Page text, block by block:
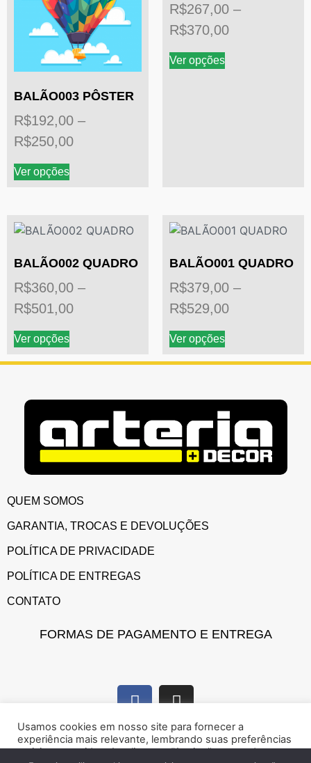
BALÃO003 PÔSTER
R$192,00 –
R$250,00
Ver opções
R$267,00 –
R$370,00
Ver opções
BALÃO002 QUADRO
R$360,00 –
R$501,00
Ver opções
BALÃO001 QUADRO
R$379,00 –
R$529,00
Ver opções
QUEM SOMOS
GARANTIA, TROCAS E DEVOLUÇÕES
POLÍTICA DE PRIVACIDADE
POLÍTICA DE ENTREGAS
CONTATO
FORMAS DE PAGAMENTO E ENTREGA
Usamos cookies em nosso site para fornecer a
experiência mais relevante, lembrando suas preferências
e visitas repetidas. Ao clicar em “Aceitar”, concorda com a